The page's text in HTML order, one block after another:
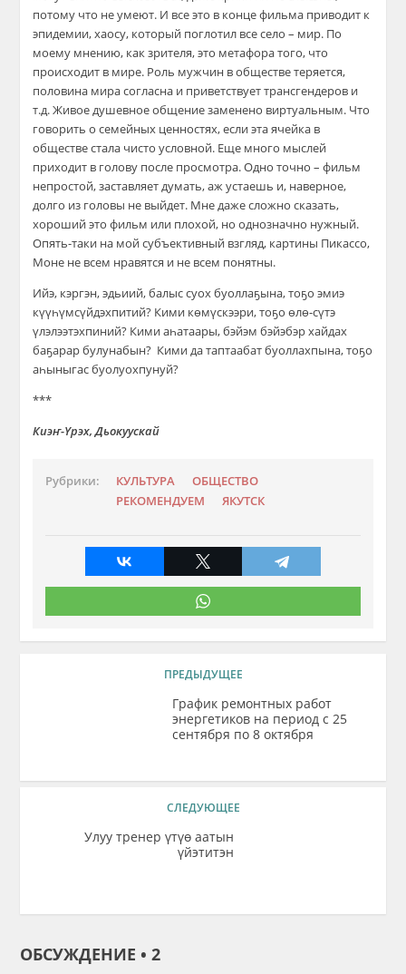
потому что не умеют. И все это в конце фильма приводит к
эпидемии, хаосу, который поглотил все село – мир. По
моему мнению, как зрителя, это метафора того, что
происходит в мире. Роль мужчин в обществе теряется,
половина мира согласна и приветствует трансгендеров и
т.д. Живое душевное общение заменено виртуальным. Что
говорить о семейных ценностях, если эта ячейка в
обществе стала чисто условной. Еще много мыслей
приходит в голову после просмотра. Одно точно – фильм
непростой, заставляет думать, аж устаешь и, наверное,
долго из головы не выйдет. Мне даже сложно сказать,
хороший это фильм или плохой, но однозначно нужный.
Опять-таки на мой субъективный взгляд, картины Пикассо,
Моне не всем нравятся и не всем понятны.
Ийэ, кэргэн, эдьиий, балыс суох буоллаҕына, тоҕо эмиэ
күүһүмсүйдэхпитий? Кими көмүскээри, тоҕо өлө-сүтэ
үлэлээтэхпиний? Кими аһатаары, бэйэм бэйэбэр хайдах
баҕарар булунабын? Кими да таптаабат буоллахпына, тоҕо
аһыныгас буолуохпунуй?
***
Киэҥ-Үрэх, Дьокуускай
Рубрики: КУЛЬТУРА
ОБЩЕСТВО
РЕКОМЕНДУЕМ
ЯКУТСК
ПРЕДЫДУЩЕЕ
График ремонтных работ
энергетиков на период с 25
сентября по 8 октября
СЛЕДУЮЩЕЕ
Улуу тренер үтүө аатын
үйэтитэн
ОБСУЖДЕНИЕ • 2